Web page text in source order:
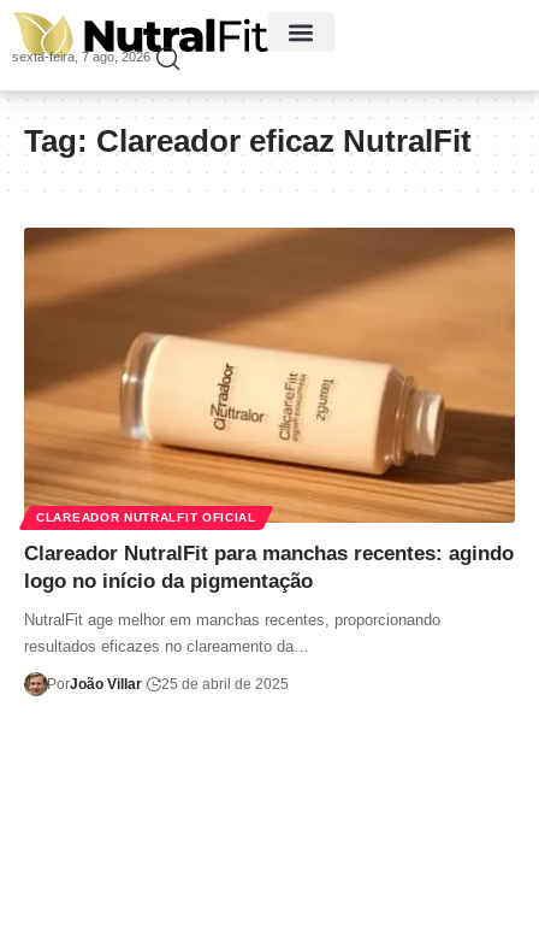
sexta-feira, 7 ago, 2026
Tag: Clareador eficaz NutralFit
CLAREADOR NUTRALFIT OFICIAL
Clareador NutralFit para manchas recentes: agindo
logo no início da pigmentação
NutralFit age melhor em manchas recentes, proporcionando
resultados eficazes no clareamento da…
PorJoão Villar 25 de abril de 2025